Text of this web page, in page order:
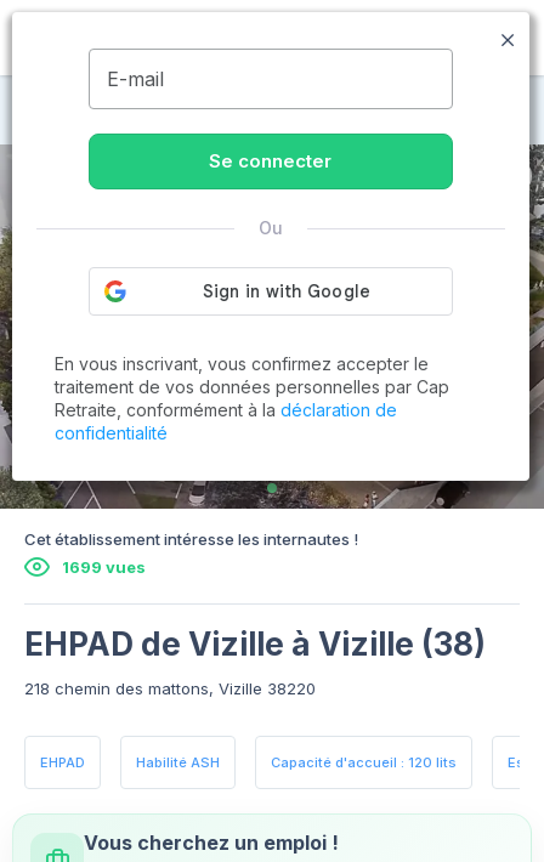
MENU
Maisons de retraite à Vizille
Cet établissement intéresse les internautes !
1699 vues
EHPAD de Vizille à Vizille (38)
218 chemin des mattons, Vizille 38220
EHPAD Habilité ASH Capacité d'accueil : 120 lits
Vous cherchez un emploi !
E-mail
Se connecter
Ou
En vous inscrivant, vous confirmez accepter le
traitement de vos données personnelles par Cap
Retraite, conformément à la déclaration de
confidentialité